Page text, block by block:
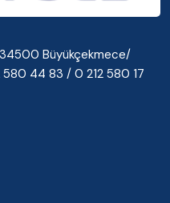
Büyükçekmece/
44 83 / 0 212 580 17